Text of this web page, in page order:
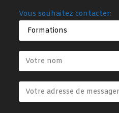
Vous souhaitez contacter: